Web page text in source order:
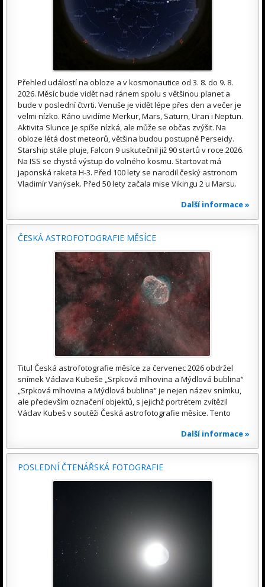
Přehled událostí na obloze a v kosmonautice od 3. 8. do 9. 8.
2026. Měsíc bude vidět nad ránem spolu s většinou planet a
bude v poslední čtvrti. Venuše je vidět lépe přes den a večer je
velmi nízko. Ráno uvidíme Merkur, Mars, Saturn, Uran i Neptun.
Aktivita Slunce je spíše nízká, ale může se občas zvýšit. Na
obloze létá dost meteorů, většina budou postupně Perseidy.
Starship stále pluje, Falcon 9 uskutečnil již 90 startů v roce 2026.
Na ISS se chystá výstup do volného kosmu. Startovat má
japonská raketa H-3. Před 100 lety se narodil český astronom
Vladimír Vanýsek. Před 50 lety začala mise Vikingu 2 u Marsu.
Další informace »
ČESKÁ ASTROFOTOGRAFIE MĚSÍCE
Titul Česká astrofotografie měsíce za červenec 2026 obdržel
snímek Václava Kubeše „Srpková mlhovina a Mýdlová bublina“
„Srpková mlhovina a Mýdlová bublina“ je nejen název snímku,
ale především označení objektů, s jejichž portrétem zvítězil
Václav Kubeš v soutěži Česká astrofotografie měsíce. Tento
Další informace »
POSLEDNÍ ČTENÁŘSKÁ FOTOGRAFIE